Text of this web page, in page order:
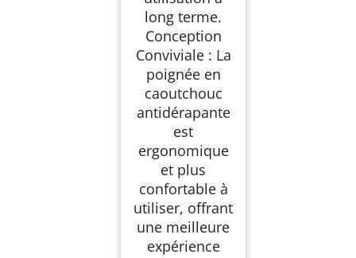
long terme.
Conception
Conviviale : La
poignée en
caoutchouc
antidérapante
est
ergonomique
et plus
confortable à
utiliser, offrant
une meilleure
expérience